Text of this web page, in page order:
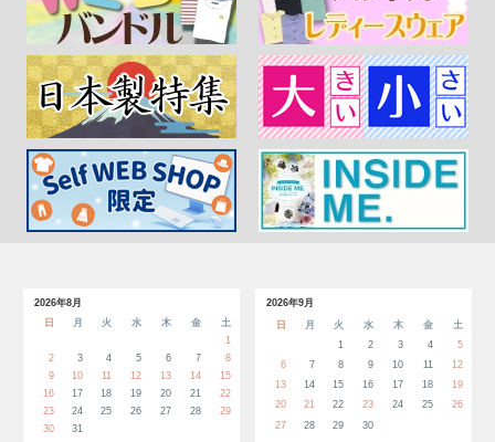
2026年8月
日
月 火 水 木 金
土
1
2
3 4 5 6 7
8
9
10 11 12 13 14
15
16
17 18 19 20 21
22
23
24 25 26 27 28
29
30
31
2026年9月
日
月 火 水 木 金
土
1
2 3 4
5
6
7 8 9 10 11
12
13
14 15 16 17 18
19
20
21 22 23 24 25
26
27
28 29 30